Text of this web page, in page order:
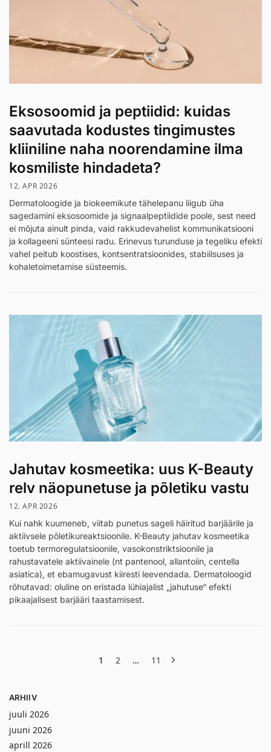
Eksosoomid ja peptiidid: kuidas
saavutada kodustes tingimustes
kliiniline naha noorendamine ilma
kosmiliste hindadeta?
12. APR 2026
Dermatoloogide ja biokeemikute tähelepanu liigub üha
sagedamini eksosoomide ja signaalpeptiidide poole, sest need
ei mõjuta ainult pinda, vaid rakkudevahelist kommunikatsiooni
ja kollageeni sünteesi radu. Erinevus turunduse ja tegeliku efekti
vahel peitub koostises, kontsentratsioonides, stabiilsuses ja
kohaletoimetamise süsteemis.
Jahutav kosmeetika: uus K-Beauty
relv näopunetuse ja põletiku vastu
12. APR 2026
Kui nahk kuumeneb, viitab punetus sageli häiritud barjäärile ja
aktiivsele põletikureaktsioonile. K-Beauty jahutav kosmeetika
toetub termoregulatsioonile, vasokonstriktsioonile ja
rahustavatele aktiivainele (nt pantenool, allantoiin, centella
asiatica), et ebamugavust kiiresti leevendada. Dermatoloogid
rõhutavad: oluline on eristada lühiajalist „jahutuse“ efekti
pikaajalisest barjääri taastamisest.
1 2 … 11
ARHIIV
juuli 2026
juuni 2026
aprill 2026